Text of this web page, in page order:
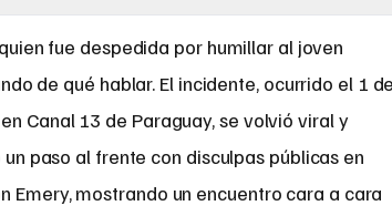
fue despedida por humillar al joven
de qué hablar. El incidente, ocurrido el 1
en Canal 13 de Paraguay, se volvió viral y
paso al frente con disculpas públicas en
mostrando un encuentro cara a cara